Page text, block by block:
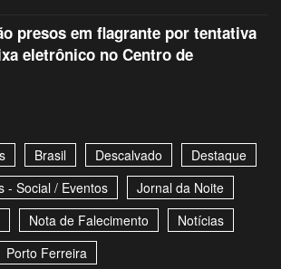
presos em flagrante por tentativa
eletrônico no Centro de
Brasil Descalvado
Destaque
- Social / Eventos
Jornal da Noite
Nota de Falecimento
Notícias
Porto Ferreira